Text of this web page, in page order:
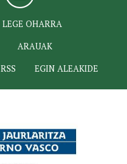
LEGE OHARRA
ARAUAK
RSS EGIN ALEAKIDE